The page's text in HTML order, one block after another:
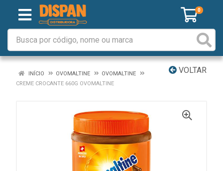
0
VOLTAR
INÍCIO OVOMALTINE
OVOMALTINE
CREME CROCANTE 660G OVOMALTINE